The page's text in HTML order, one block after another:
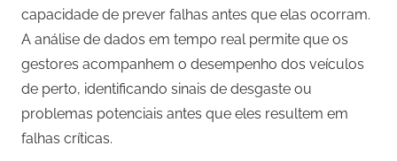
capacidade de prever falhas antes que elas ocorram.
A análise de dados em tempo real permite que os
gestores acompanhem o desempenho dos veículos
de perto, identificando sinais de desgaste ou
problemas potenciais antes que eles resultem em
falhas críticas.